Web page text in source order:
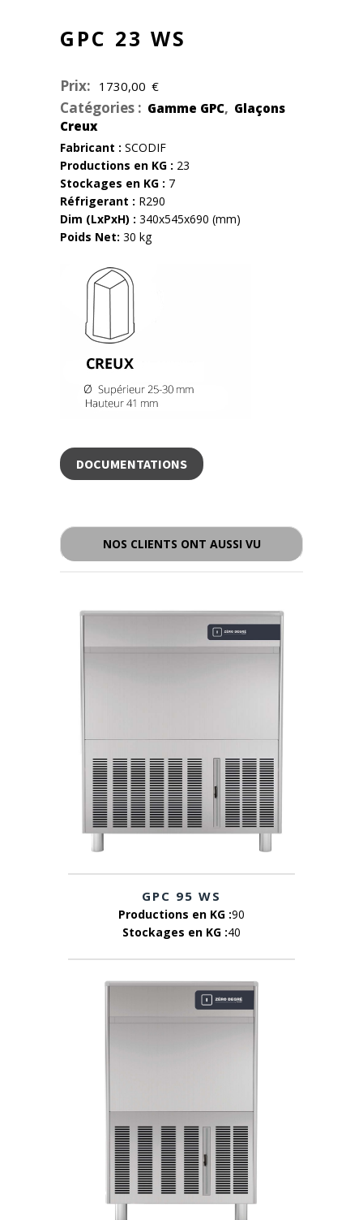
GPC 23 WS
Prix: 1730,00 €
Catégories : Gamme GPC, Glaçons
Creux
Fabricant : SCODIF
Productions en KG : 23
Stockages en KG : 7
Réfrigerant : R290
Dim (LxPxH) : 340x545x690 (mm)
Poids Net: 30 kg
DOCUMENTATIONS
NOS CLIENTS ONT AUSSI VU
GPC 95 WS
Productions en KG :90
Stockages en KG :40